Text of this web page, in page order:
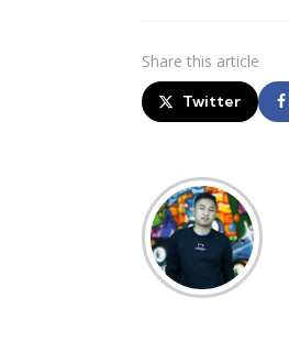
Share this article
Twitter